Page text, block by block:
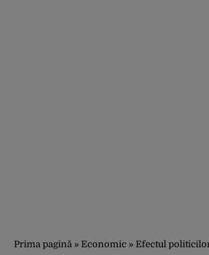
Prima pagină » Economic » Efectul